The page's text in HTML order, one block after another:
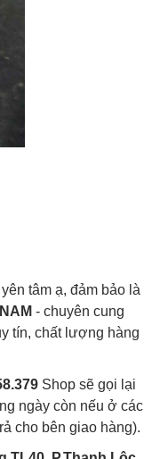
tâm ạ, đảm bảo là
- chuyên cung
tín, chất lượng hàng
Shop sẽ gọi lại
ngày còn nếu ở các
cho bên giao hàng).